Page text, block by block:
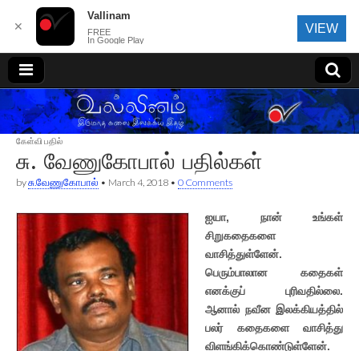
வல்லினம்
கேள்வி பதில்
சு. வேணுகோபால் பதில்கள்
byசு.வேணுகோபால் • March 4, 2018 • 0 Comments
ஐயா, நான் உங்கள்
சிறுகதைகளை
வாசித்துள்ளேன்.
பெரும்பாலான கதைகள்
எனக்குப் புரிவதில்லை.
ஆனால் நவீன இலக்கியத்தில்
பலர் கதைகளை வாசித்து
விளங்கிக்கொண்டுள்ளேன்.
✕
Vallinam
FREE
In Google Play
VIEW